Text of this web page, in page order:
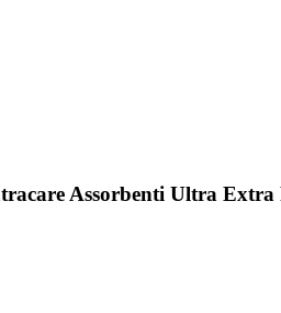
Assorbenti Ultra Extra